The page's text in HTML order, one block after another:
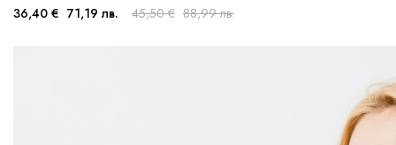
36,40 € 71,19 лв. 45,50 € 88,99 лв.